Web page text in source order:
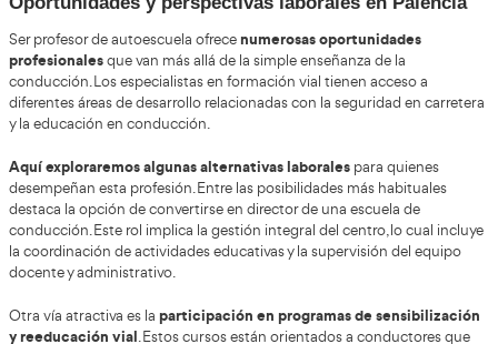
completo).
3.Organiza tu estudio del temario oficialy, si puedes,
centro preparador especializado: te ayudarán con test,
prácticos.
4. Mantenteatento a las noticias del sector
laboral.
Requisitos actualizados para acceder al
Profesor de Formación Vial